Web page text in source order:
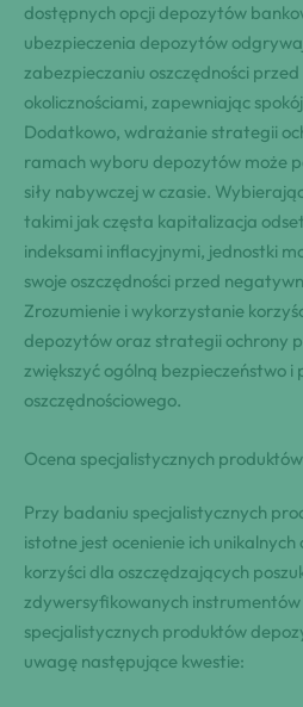
dostępnych opcji depozytów
ubezpieczenia depozytów
zabezpieczaniu oszczędności
okolicznościami, zapewniając
Dodatkowo, wdrażanie strategii
ramach wyboru depozytów może
siły nabywczej w czasie.
takimi jak częsta kapitalizacja
indeksami inflacyjnymi, jednostki
swoje oszczędności przed
Zrozumienie i wykorzystanie
depozytów oraz strategii ochrony
zwiększyć ogólną bezpieczeństwo
oszczędnościowego.
Ocena specjalistycznych
Przy badaniu specjalistycznych
istotne jest ocenienie ich
korzyści dla oszczędzających
zdywersyfikowanych
specjalistycznych produktów
uwagę następujące kwestie: